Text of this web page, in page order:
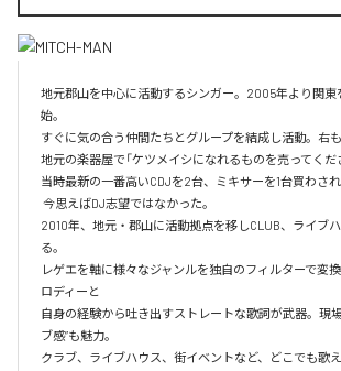
地元郡山を中心に活動するシンガー。2005年より関東
始。
すぐに気の合う仲間たちとグループを結成し活動。右
地元の楽器屋で「ケツメイシになれるものを売ってくだ
当時最新の一番高いCDJを2台、ミキサーを1台買わさ
今思えばDJ志望ではなかった。
2010年、地元・郡山に活動拠点を移しCLUB、ライブ
る。
レゲエを軸に様々なジャンルを独自のフィルターで変
ロディーと
自身の経験から吐き出すストレートな歌詞が武器。現
ブ感”も魅力。
クラブ、ライブハウス、街イベントなど、どこでも歌